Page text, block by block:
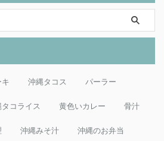
沖縄タコス パーラー
コライス 黄色いカレー 骨汁
沖縄みそ汁 沖縄のお弁当